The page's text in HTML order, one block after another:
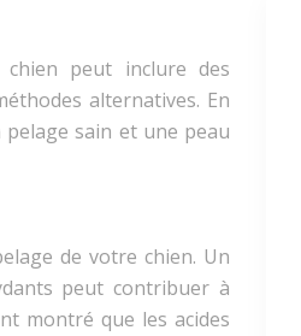
peut inclure des
alternatives. En
sain et une peau
de votre chien. Un
peut contribuer à
montré que les acides